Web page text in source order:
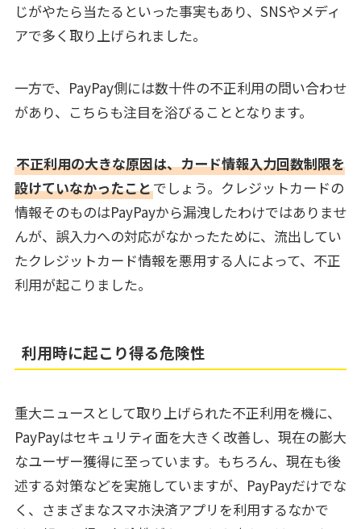
じがやたら当たるといった事実もあり、SNSやメディ
アで多く取り上げられました。
一方で、PayPay側には数十件の不正利用の問い合わせ
があり、こちらも注目を浴びることとなります。
不正利用の大きな原因は、カード情報入力回数制限を
設けていなかったことでしょう。クレジットカードの
情報そのものはPayPayから漏洩したわけではありませ
んが、誤入力への対応がなかったために、流出してい
たクレジットカード情報を悪用する人によって、不正
利用が起こりました。
利用時に起こり得る危険性
重大ニュースとして取り上げられた不正利用を機に、
PayPayはセキュリティ面を大きく改善し、現在の膨大
なユーザー獲得に至っています。もちろん、現在も後
述する対策などを実施していますが、PayPayだけでな
く、さまざまなスマホ決済アプリを利用するなかで